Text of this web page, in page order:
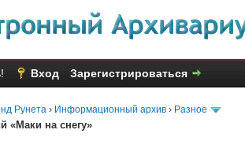
Вход Зарегистрироваться
Рунета › Информационный архив › Разное
«Маки на снегу»